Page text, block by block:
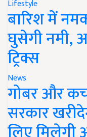
Lifestyle
बारिश में
घुसेगी नमी,
ट्रिक्स
News
गोबर और
सरकार